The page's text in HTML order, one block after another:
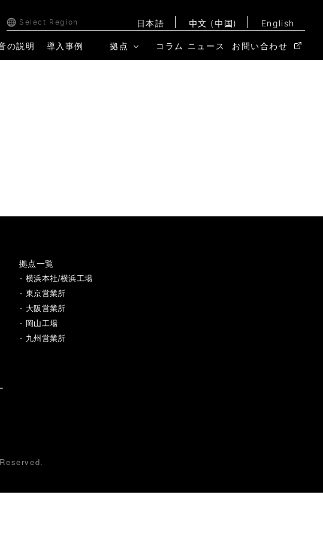
Select Region 日本語 中文 (中国) English
の説明 導入事例 拠点 コラム ニュース お問い合わせ
拠点一覧
- 横浜本社/横浜工場
- 東京営業所
- 大阪営業所
- 岡山工場
- 九州営業所